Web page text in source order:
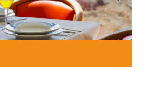
Next